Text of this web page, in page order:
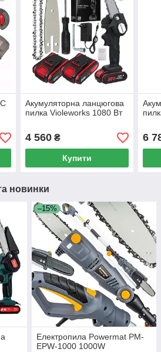
Акумуляторна ланцюгова
пилка Violeworks 1080 Вт
4 560₴
Купити
6
новинки
–15%
Електропила Powermat PM-
EPW-1000 1000W